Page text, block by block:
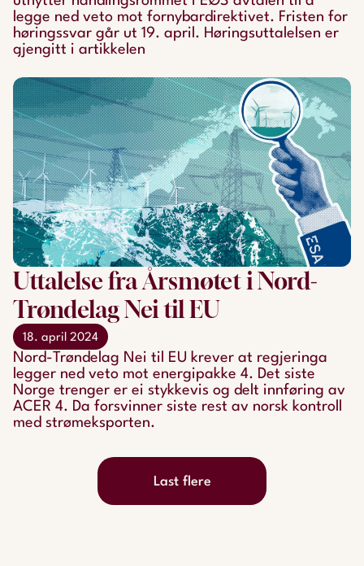
legge ned veto mot fornybardirektivet. Fristen for
høringssvar går ut 19. april. Høringsuttalelsen er
gjengitt i artikkelen
Uttalelse fra Årsmøtet i Nord-
Trøndelag Nei til EU
18. april 2024
Nord-Trøndelag Nei til EU krever at regjeringa
legger ned veto mot energipakke 4. Det siste
Norge trenger er ei stykkevis og delt innføring av
ACER 4. Da forsvinner siste rest av norsk kontroll
med strømeksporten.
Last flere